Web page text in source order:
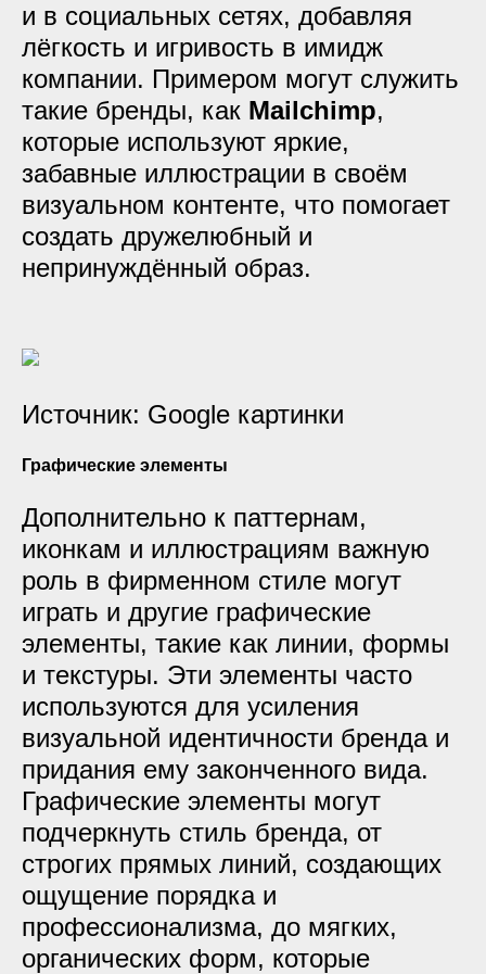
и в социальных сетях, добавляя
лёгкость и игривость в имидж
компании. Примером могут служить
такие бренды, как Mailchimp,
которые используют яркие,
забавные иллюстрации в своём
визуальном контенте, что помогает
создать дружелюбный и
непринуждённый образ.
Источник: Google картинки
Графические элементы
Дополнительно к паттернам,
иконкам и иллюстрациям важную
роль в фирменном стиле могут
играть и другие графические
элементы, такие как линии, формы
и текстуры. Эти элементы часто
используются для усиления
визуальной идентичности бренда и
придания ему законченного вида.
Графические элементы могут
подчеркнуть стиль бренда, от
строгих прямых линий, создающих
ощущение порядка и
профессионализма, до мягких,
органических форм, которые